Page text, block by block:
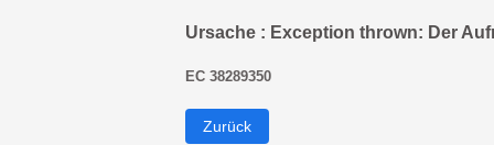
Ursache : Exception thrown: Der
EC 38289350
Zurück